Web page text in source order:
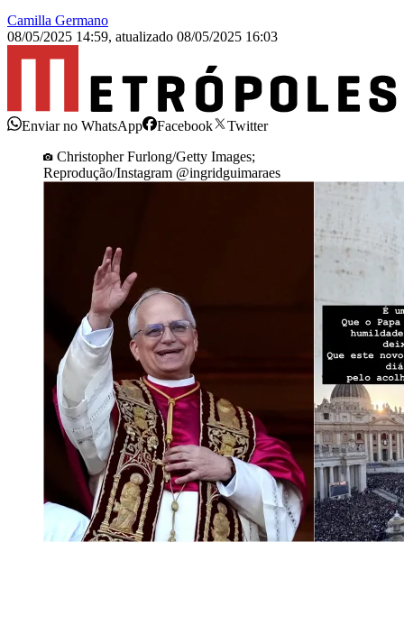
Camilla Germano
08/05/2025 14:59, atualizado 08/05/2025 16:03
Enviar no WhatsApp Facebook
Twitter
Christopher Furlong/Getty Images;
Reprodução/Instagram @ingridguimaraes